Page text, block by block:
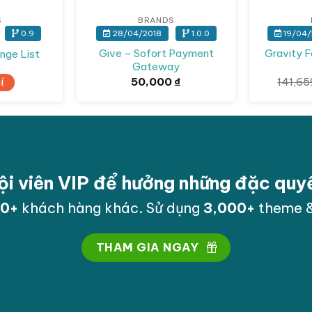
0.9
List
BRANDS
28/04/2018 1.0.0
Give – Sofort Payment
Gateway
50,000 ₫
19/04/
Gravity
viên VIP để hưởng những đặc
+ khách hàng khác. Sử dụng 3,000+ theme
THAM GIA NGAY